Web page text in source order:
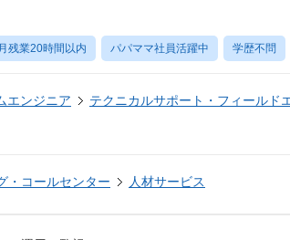
月残業20時間以内 パパママ社員活躍中 学歴不問
エンジニア
テクニカルサポート・フィールド
・コールセンター 人材サービス